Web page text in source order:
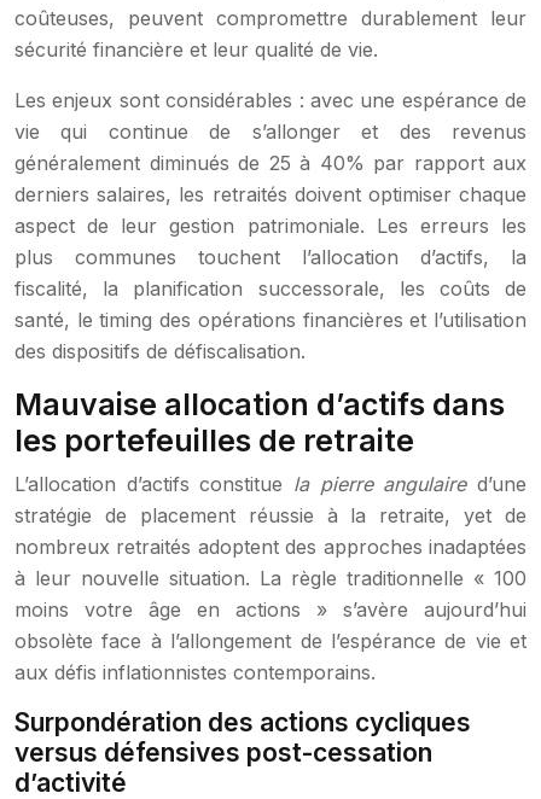
coûteuses, peuvent compromettre durablement leur
sécurité financière et leur qualité de vie.
Les enjeux sont considérables : avec une espérance de
vie qui continue de s’allonger et des revenus
généralement diminués de 25 à 40% par rapport aux
derniers salaires, les retraités doivent optimiser chaque
aspect de leur gestion patrimoniale. Les erreurs les
plus communes touchent l’allocation d’actifs, la
fiscalité, la planification successorale, les coûts de
santé, le timing des opérations financières et l’utilisation
des dispositifs de défiscalisation.
Mauvaise allocation d’actifs dans
les portefeuilles de retraite
L’allocation d’actifs constitue la pierre angulaire d’une
stratégie de placement réussie à la retraite, yet de
nombreux retraités adoptent des approches inadaptées
à leur nouvelle situation. La règle traditionnelle « 100
moins votre âge en actions » s’avère aujourd’hui
obsolète face à l’allongement de l’espérance de vie et
aux défis inflationnistes contemporains.
Surpondération des actions cycliques
versus défensives post-cessation
d’activité